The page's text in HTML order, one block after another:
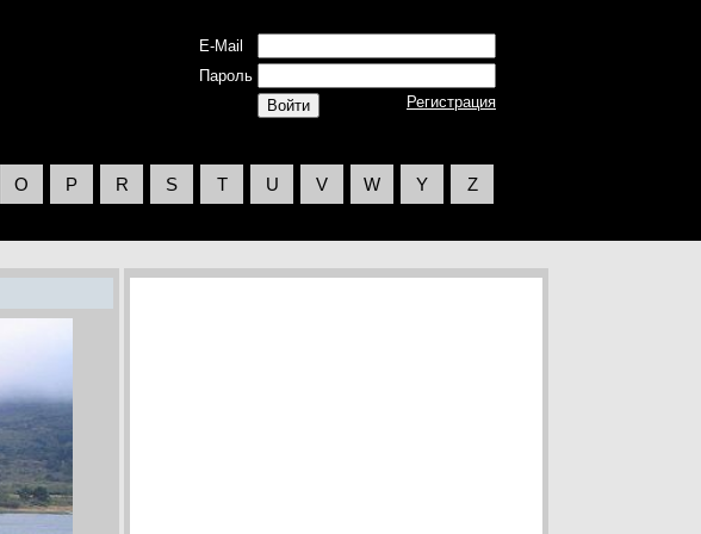
E-Mail
Пароль
Регистрация
O P R S T U V W Y Z